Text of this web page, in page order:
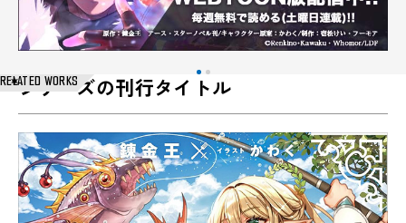
RELATED WORKS
シリーズの刊行タイトル